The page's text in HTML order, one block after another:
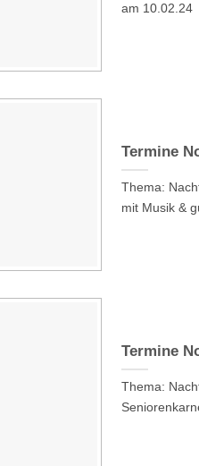
am 10.02.24
Termine
Thema:
mit Musik &
Termine
Thema: